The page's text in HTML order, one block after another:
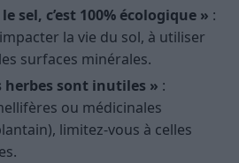
sel, c’est 100% écologique » :
la vie du sol, à utiliser
surfaces minérales.
herbes sont inutiles » :
ou médicinales
limitez-vous à celles